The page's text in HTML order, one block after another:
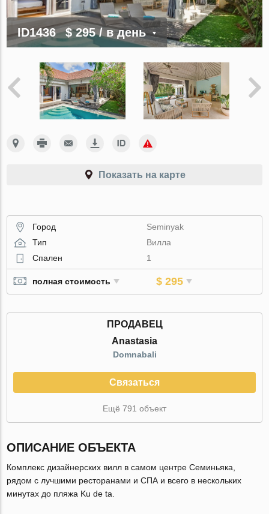
ID1436 $ 295/ в день
Показать на карте
Город
Seminyak
Тип
Вилла
Спален
1
полная стоимость $ 295
ПРОДАВЕЦ
Anastasia
Domnabali
Связаться
Ещё 791 объект
ОПИСАНИЕ ОБЪЕКТА
Комплекс дизайнерских вилл в самом центре Семиньяка,
рядом с лучшими ресторанами и СПА и всего в нескольких
минутах до пляжа Ku de ta.